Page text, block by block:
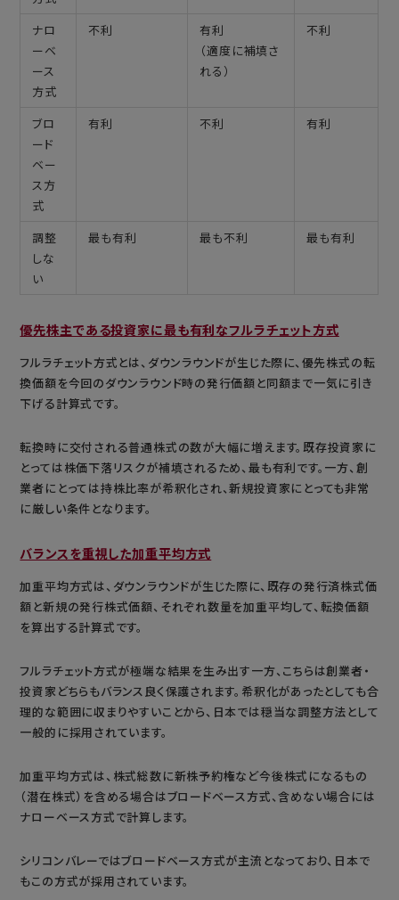
ナロ
ーベ
ース
方式
不利
有利
（適度に補填さ
れる）
不利
ブロ
ード
ベー
ス方
式
有利 不利 有利
調整
しな
い
最も有利 最も不利 最も有利
優先株主である投資家に最も有利なフルラチェット方式
フルラチェット方式とは、ダウンラウンドが生じた際に、優先株式の転
換価額を今回のダウンラウンド時の発行価額と同額まで一気に引き
下げる計算式です。
転換時に交付される普通株式の数が大幅に増えます。既存投資家に
とっては株価下落リスクが補填されるため、最も有利です。一方、創
業者にとっては持株比率が希釈化され、新規投資家にとっても非常
に厳しい条件となります。
バランスを重視した加重平均方式
加重平均方式は、ダウンラウンドが生じた際に、既存の発行済株式価
額と新規の発行株式価額、それぞれ数量を加重平均して、転換価額
を算出する計算式です。
フルラチェット方式が極端な結果を生み出す一方、こちらは創業者・
投資家どちらもバランス良く保護されます。希釈化があったとしても合
理的な範囲に収まりやすいことから、日本では穏当な調整方法として
一般的に採用されています。
加重平均方式は、株式総数に新株予約権など今後株式になるもの
（潜在株式）を含める場合はブロードベース方式、含めない場合には
ナローベース方式で計算します。
シリコンバレーではブロードベース方式が主流となっており、日本で
もこの方式が採用されています。